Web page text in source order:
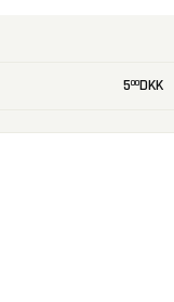
500DKK